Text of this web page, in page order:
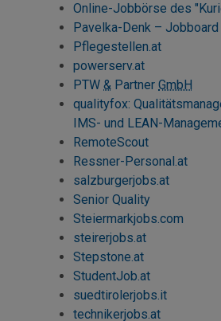
Online-Jobbörse des
Pavelka-Denk – Jobboard
Pflegestellen.at
powerserv.at
PTW & Partner GmbH
qualityfox:
IMS- und LEAN-
RemoteScout
Ressner-Personal.at
salzburgerjobs.at
Senior Quality
Steiermarkjobs.com
steirerjobs.at
Stepstone.at
StudentJob.at
suedtirolerjobs.it
technikerjobs.at